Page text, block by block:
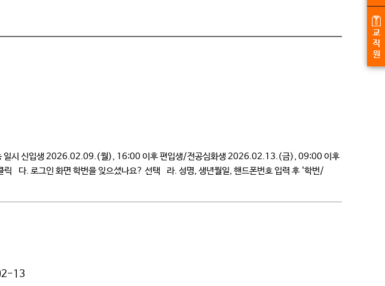
일시 신입생 2026.02.09.(월), 16:00 이후 편입생/전공심화생 2026.02.13.(금), 09:00 이후
. 로그인 화면 학번을 잊으셨나요? 선택 라. 성명, 생년월일, 핸드폰번호 입력 후 ‘학번/
13
교
직
원